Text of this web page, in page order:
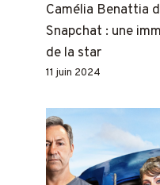
Camélia Benattia
Snapchat : une
de la star
11 juin 2024